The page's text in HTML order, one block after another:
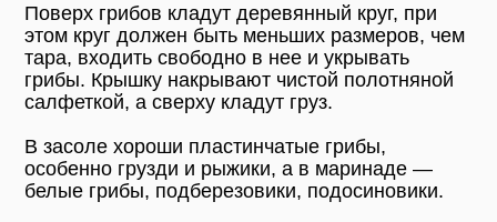
Поверх грибов кладут деревянный круг, при
этом круг должен быть меньших размеров, чем
тара, входить свободно в нее и укрывать
грибы. Крышку накрывают чистой полотняной
салфеткой, а сверху кладут груз.
В засоле хороши пластинчатые грибы,
особенно грузди и рыжики, а в маринаде —
белые грибы, подберезовики, подосиновики.